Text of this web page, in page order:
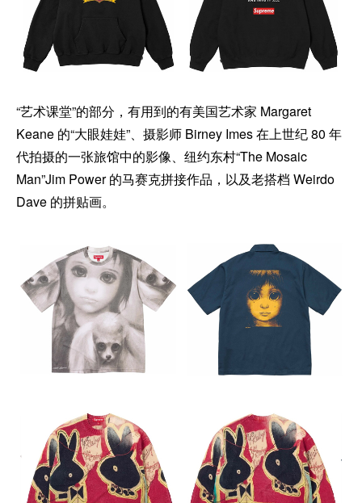
“艺术课堂”的部分，有用到的有美国艺术家 Margaret
Keane 的“大眼娃娃”、摄影师 Birney Imes 在上世纪 80 年
代拍摄的一张旅馆中的影像、纽约东村“The Mosaic
Man”Jim Power 的马赛克拼接作品，以及老搭档 Weirdo
Dave 的拼贴画。